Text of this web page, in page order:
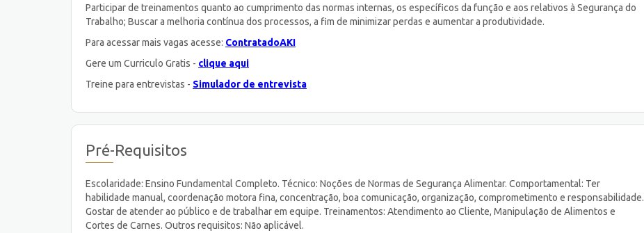
Participar de treinamentos quanto ao cumprimento das normas internas, os específicos da função e aos relativos à Segurança do
Trabalho; Buscar a melhoria contínua dos processos, a fim de minimizar perdas e aumentar a produtividade.
Para acessar mais vagas acesse: ContratadoAKI
Gere um Curriculo Gratis - clique aqui
Treine para entrevistas - Simulador de entrevista
Pré-Requisitos
Escolaridade: Ensino Fundamental Completo. Técnico: Noções de Normas de Segurança Alimentar. Comportamental: Ter
habilidade manual, coordenação motora fina, concentração, boa comunicação, organização, comprometimento e responsabilidade.
Gostar de atender ao público e de trabalhar em equipe. Treinamentos: Atendimento ao Cliente, Manipulação de Alimentos e
Cortes de Carnes. Outros requisitos: Não aplicável.